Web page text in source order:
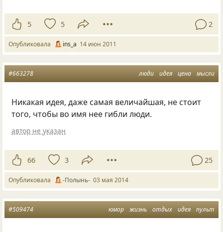
5 5 2
Опубликовала ins_a 14 июн 2011
люди идея цена мысли
#663278
Никакая идея, даже самая величайшая, не стоит
того, чтобы во имя нее гибли люди.
автор не указан
66 3 25
Опубликовала -Полынь- 03 мая 2014
юмор жизнь отдых идея пульт
#509474